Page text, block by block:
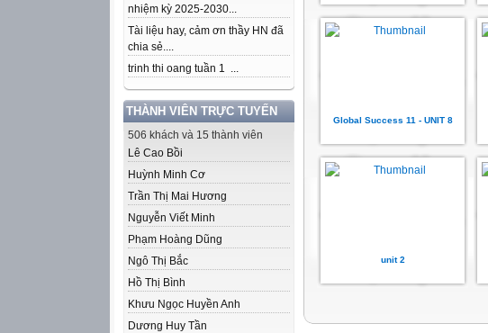
nhiệm kỳ 2025-2030...
Tài liệu hay, cảm ơn thầy HN đã
chia sẻ....
trinh thi oang tuần 1 ...
THÀNH VIÊN TRỰC TUYẾN
506 khách và 15 thành viên
Lê Cao Bồi
Huỳnh Minh Cơ
Trần Thị Mai Hương
Nguyễn Viết Minh
Phạm Hoàng Dũng
Ngô Thị Bắc
Hồ Thị Bình
Khưu Ngọc Huyền Anh
Dương Huy Tần
Global Success 11 - UNIT 8
unit 2